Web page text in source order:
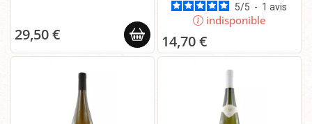
29,50 €
5/5 - 1avis
indisponible
14,70 €